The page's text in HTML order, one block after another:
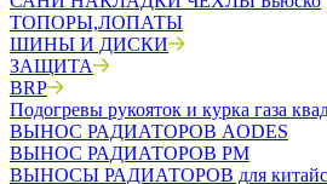
ТОПОРЫ,ЛОПАТЫ
ШИНЫ И ДИСКИ
ЗАЩИТА
BRP
Подогревы рукояток и курка газа
ВЫНОС РАДИАТОРОВ AODES
ВЫНОС РАДИАТОРОВ РМ
ВЫНОСЫ РАДИАТОРОВ для